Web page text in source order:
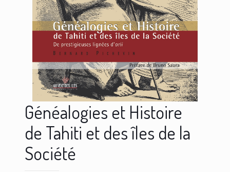
Généalogies et Histoire
de Tahiti et des îles de la
Société